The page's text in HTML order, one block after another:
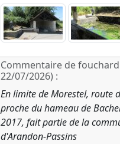
Commentaire de
22/07/2026) :
En limite de Morestel, route
proche du hameau de
2017, fait partie de la
d'Arandon-Passins